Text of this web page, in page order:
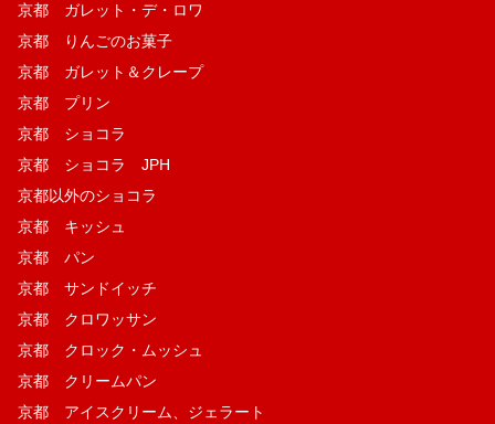
京都 ガレット・デ・ロワ
京都 りんごのお菓子
京都 ガレット＆クレープ
京都 プリン
京都 ショコラ
京都 ショコラ JPH
京都以外のショコラ
京都 キッシュ
京都 パン
京都 サンドイッチ
京都 クロワッサン
京都 クロック・ムッシュ
京都 クリームパン
京都 アイスクリーム、ジェラート